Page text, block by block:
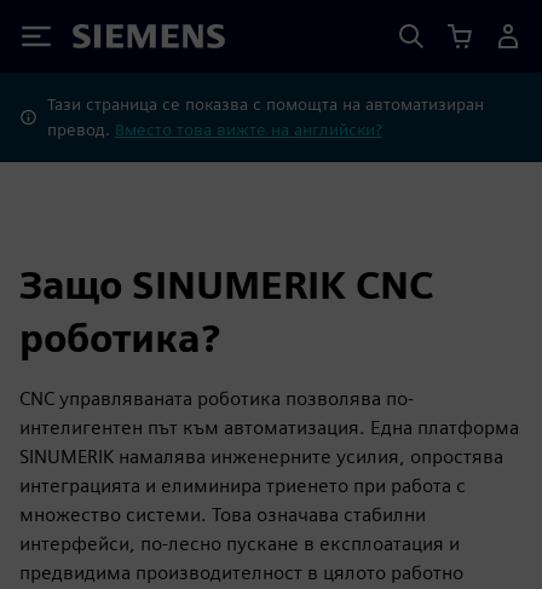
Siemens
Тази страница се показва с помощта на автоматизиран
превод. Вместо това вижте на английски?
Защо SINUMERIK CNC
роботика?
CNC управляваната роботика позволява по-
интелигентен път към автоматизация. Една платформа
SINUMERIK намалява инженерните усилия, опростява
интеграцията и елиминира триенето при работа с
множество системи. Това означава стабилни
интерфейси, по-лесно пускане в експлоатация и
предвидима производителност в цялото работно